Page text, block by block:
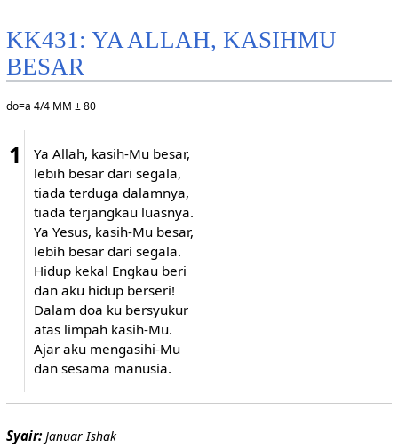
KK431: YA ALLAH, KASIHMU
BESAR
do=a 4/4 MM ± 80
1
Ya Allah, kasih-Mu besar,
lebih besar dari segala,
tiada terduga dalamnya,
tiada terjangkau luasnya.
Ya Yesus, kasih-Mu besar,
lebih besar dari segala.
Hidup kekal Engkau beri
dan aku hidup berseri!
Dalam doa ku bersyukur
atas limpah kasih-Mu.
Ajar aku mengasihi-Mu
dan sesama manusia.
Syair: Januar Ishak